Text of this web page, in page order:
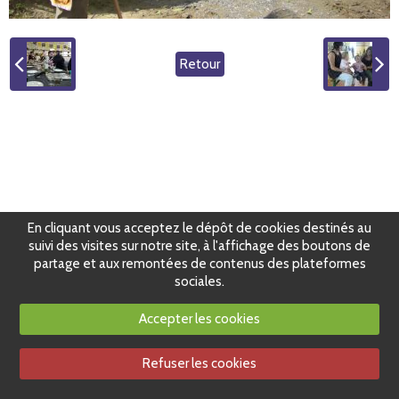
Retour
En cliquant vous acceptez le dépôt de cookies destinés au
suivi des visites sur notre site, à l'affichage des boutons de
partage et aux remontées de contenus des plateformes
sociales.
Accepter les cookies
Refuser les cookies